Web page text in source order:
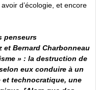
d’écologie, et encore
penseurs
et Bernard Charbonneau
» : la destruction de
eux conduire à un
technocratique, une